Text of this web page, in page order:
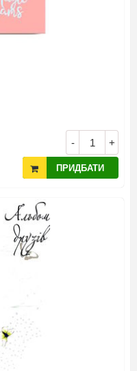
- +
ПРИДБАТИ